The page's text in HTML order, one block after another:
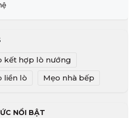
kết hợp lò nướng
liền lò
Mẹo nhà bếp
NỔI BẬT